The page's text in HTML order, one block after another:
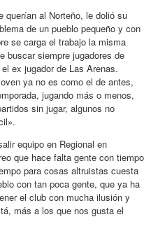
querían al Norteño, le dolió su
de un pueblo pequeño y con
se carga el trabajo la misma
buscar siempre jugadores de
ex jugador de Las Arenas.
ya no es como el de antes,
jugando más o menos,
sin jugar, algunos no
equipo en Regional en
que hace falta gente con tiempo
para cosas altruistas cuesta
con tan poca gente, que ya ha
el club con mucha ilusión y
más a los que nos gusta el